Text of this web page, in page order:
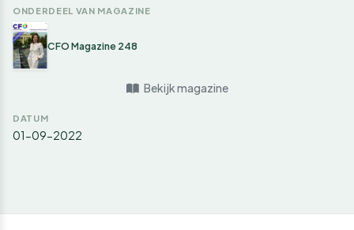
ONDERDEEL VAN MAGAZINE
CFO Magazine 248
Bekijk magazine
DATUM
01-09-2022